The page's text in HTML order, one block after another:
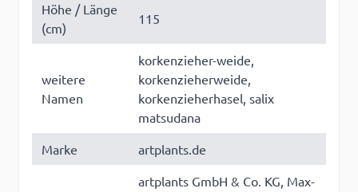
Höhe / Länge
(cm)
115
weitere
Namen
korkenzieher-weide,
korkenzieherweide,
korkenzieherhasel, salix
matsudana
Marke
artplants.de
artplants GmbH & Co. KG, Max-